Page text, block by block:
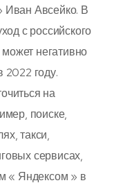
Иван Авсейко. В
с российского
негативно
2022 году.
на
поиске,
такси,
сервисах,
« Яндексом » в